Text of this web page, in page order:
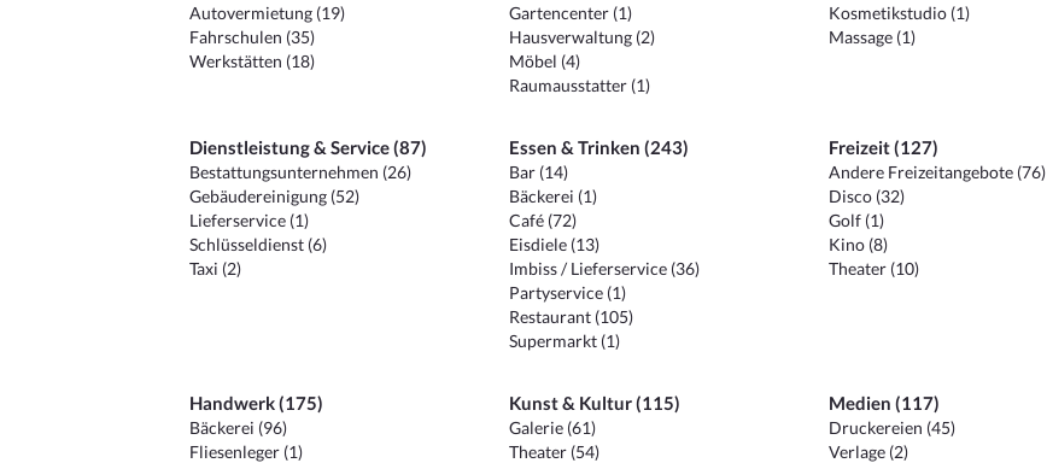
Autovermietung (19)
Fahrschulen (35)
Werkstätten (18)
Gartencenter (1)
Hausverwaltung (2)
Möbel (4)
Raumausstatter (1)
Kosmetikstudio (1)
Massage (1)
Dienstleistung & Service (87)
Bestattungsunternehmen (26)
Gebäudereinigung (52)
Lieferservice (1)
Schlüsseldienst (6)
Taxi (2)
Essen & Trinken (243)
Bar (14)
Bäckerei (1)
Café (72)
Eisdiele (13)
Imbiss / Lieferservice (36)
Partyservice (1)
Restaurant (105)
Supermarkt (1)
Freizeit (127)
Andere Freizeitangebote (76)
Disco (32)
Golf (1)
Kino (8)
Theater (10)
Handwerk (175)
Bäckerei (96)
Fliesenleger (1)
Kunst & Kultur (115)
Galerie (61)
Theater (54)
Medien (117)
Druckereien (45)
Verlage (2)